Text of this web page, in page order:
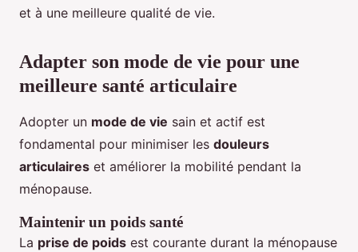
et à une meilleure qualité de vie.
Adapter son mode de vie pour une
meilleure santé articulaire
Adopter un mode de vie sain et actif est
fondamental pour minimiser les douleurs
articulaires et améliorer la mobilité pendant la
ménopause.
Maintenir un poids santé
La prise de poids est courante durant la ménopause